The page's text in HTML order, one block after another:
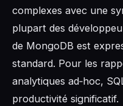
complexes avec une
plupart des
de MongoDB est
standard. Pour les
analytiques ad‑hoc,
productivité significatif.